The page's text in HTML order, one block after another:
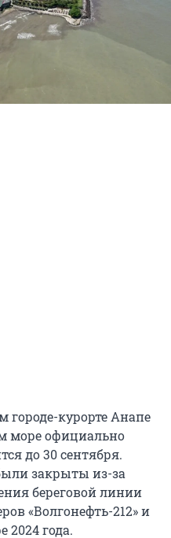
городе-курорте Анапе
море официально
до 30 сентября.
закрыты из-за
береговой линии
«Волгонефть-212» и
2024 года.